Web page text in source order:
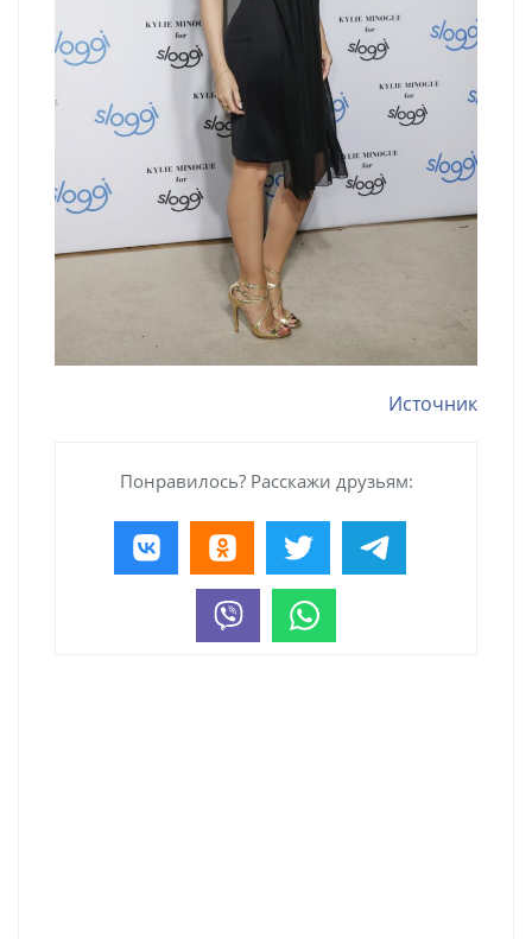
Источник
Понравилось? Расскажи друзьям: